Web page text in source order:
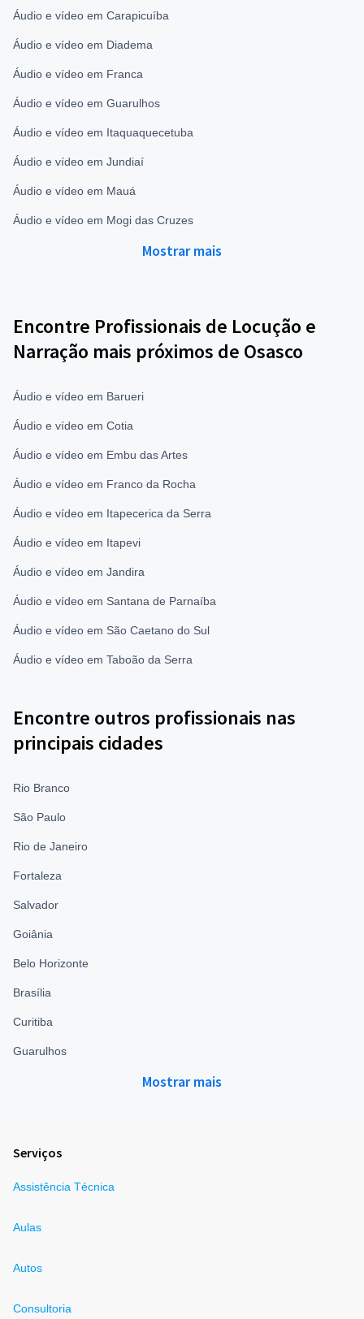
Áudio e vídeo em Carapicuíba
Áudio e vídeo em Diadema
Áudio e vídeo em Franca
Áudio e vídeo em Guarulhos
Áudio e vídeo em Itaquaquecetuba
Áudio e vídeo em Jundiaí
Áudio e vídeo em Mauá
Áudio e vídeo em Mogi das Cruzes
Mostrar mais
Encontre Profissionais de Locução e
Narração mais próximos de Osasco
Áudio e vídeo em Barueri
Áudio e vídeo em Cotia
Áudio e vídeo em Embu das Artes
Áudio e vídeo em Franco da Rocha
Áudio e vídeo em Itapecerica da Serra
Áudio e vídeo em Itapevi
Áudio e vídeo em Jandira
Áudio e vídeo em Santana de Parnaíba
Áudio e vídeo em São Caetano do Sul
Áudio e vídeo em Taboão da Serra
Encontre outros profissionais nas
principais cidades
Rio Branco
São Paulo
Rio de Janeiro
Fortaleza
Salvador
Goiânia
Belo Horizonte
Brasília
Curitiba
Guarulhos
Mostrar mais
Serviços
Assistência Técnica
Aulas
Autos
Consultoria